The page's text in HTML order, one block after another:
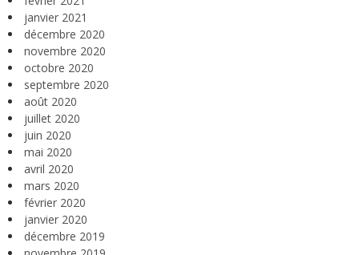
janvier 2021
décembre 2020
novembre 2020
octobre 2020
septembre 2020
août 2020
juillet 2020
juin 2020
mai 2020
avril 2020
mars 2020
février 2020
janvier 2020
décembre 2019